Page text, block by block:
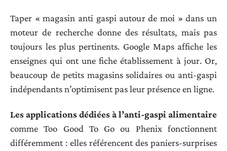
Taper « magasin anti gaspi autour de moi » dans un
moteur de recherche donne des résultats, mais pas
toujours les plus pertinents. Google Maps affiche les
enseignes qui ont une fiche établissement à jour. Or,
beaucoup de petits magasins solidaires ou anti-gaspi
indépendants n’optimisent pas leur présence en ligne.
Les applications dédiées à l’anti-gaspi alimentaire
comme Too Good To Go ou Phenix fonctionnent
différemment : elles référencent des paniers-surprises